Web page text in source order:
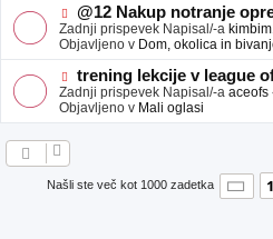
v
e
o
b
j
a
v
e
N
o
v
e
o
b
j
a
@12 Nakup notranje
Zadnji prispevek Napisal/-a
Objavljeno v Dom, okolica in
N
o
v
e
a
trening lekcije v league
Zadnji prispevek Napisal/-a aceofs
Objavljeno v Mali oglasi
Našli ste več kot 1000 zadetka 1